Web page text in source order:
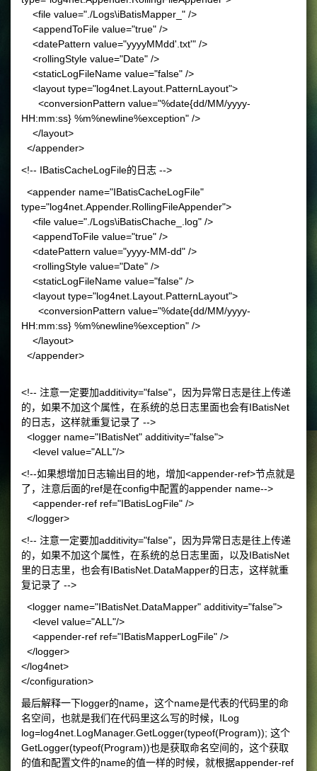
<file value="./Logs\iBatisMapper_" />
<appendToFile value="true" />
<datePattern value="yyyyMMdd'.txt'" />
<rollingStyle value="Date" />
<staticLogFileName value="false" />
<layout type="log4net.Layout.PatternLayout">
<conversionPattern value="%date{dd/MM/yyyy-
HH:mm:ss} %m%newline%exception" />
</layout>
</appender>
<!-- IBatisCacheLogFile的日志 -->
<appender name="IBatisCacheLogFile"
type="log4net.Appender.RollingFileAppender">
<file value="./Logs\iBatisChache_.log" />
<appendToFile value="true" />
<datePattern value="yyyy-MM-dd" />
<rollingStyle value="Date" />
<staticLogFileName value="false" />
<layout type="log4net.Layout.PatternLayout">
<conversionPattern value="%date{dd/MM/yyyy-
HH:mm:ss} %m%newline%exception" />
</layout>
</appender>
<!-- 注意一定要加additivity="false"，因为异常日志是往上传递
的，如果不加这个属性，在系统的总日志里面也会有IBatisNet
的日志，这样就重复记录了 -->
<logger name="IBatisNet" additivity="false">
<level value="ALL"/>
<!--如果想增加日志输出目的地，增加<appender-ref>节点就是
了，注意后面的ref是在config中配置的appender name-->
<appender-ref ref="IBatisLogFile" />
</logger>
<!-- 注意一定要加additivity="false"，因为异常日志是往上传递
的，如果不加这个属性，在系统的总日志里面，以及IBatisNet
里的日志里，也会有IBatisNet.DataMapper的日志，这样就重
复记录了 -->
<logger name="IBatisNet.DataMapper" additivity="false">
<level value="ALL"/>
<appender-ref ref="IBatisMapperLogFile" />
</logger>
</log4net>
</configuration>
最后解释一下logger的name，这个name是代表的代码里的命
名空间，也就是我们在代码里这么写的时候，ILog
log=log4net.LogManager.GetLogger(typeof(Program)); 这个
GetLogger(typeof(Program))也是获取命名空间的，这个获取
的值和配置文件的name的值一样的时候，就根据appender-ref